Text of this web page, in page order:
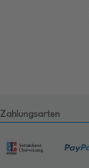
Zahlungsarten